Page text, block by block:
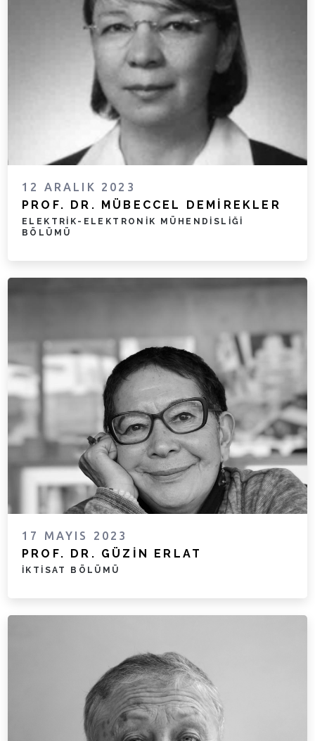
12 ARALIK 2023
PROF. DR. MÜBECCEL DEMIREKLER
ELEKTRIK-ELEKTRONIK MÜHENDISLIĞI
BÖLÜMÜ
17 MAYIS 2023
PROF. DR. GÜZIN ERLAT
İKTISAT BÖLÜMÜ